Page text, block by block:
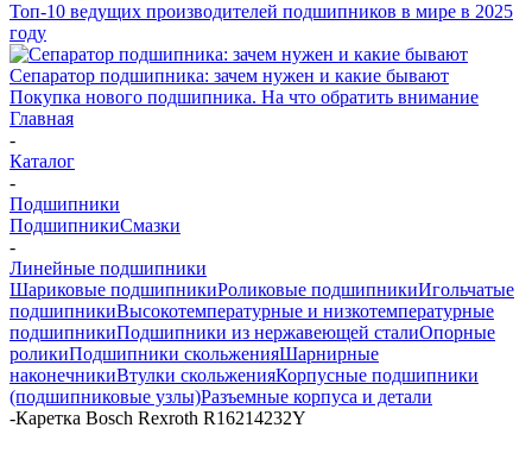
Топ-10 ведущих производителей подшипников в мире в 2025
году
Сепаратор подшипника: зачем нужен и какие бывают
Покупка нового подшипника. На что обратить внимание
Главная
-
Каталог
-
Подшипники
ПодшипникиСмазки
-
Линейные подшипники
Шариковые подшипникиРоликовые подшипникиИгольчатые
подшипникиВысокотемпературные и низкотемпературные
подшипникиПодшипники из нержавеющей сталиОпорные
роликиПодшипники скольженияШарнирные
наконечникиВтулки скольженияКорпусные подшипники
(подшипниковые узлы)Разъемные корпуса и детали
-Каретка Bosch Rexroth R16214232Y